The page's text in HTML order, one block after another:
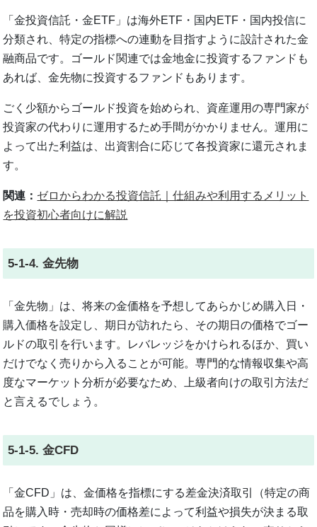
「金投資信託・金ETF」は海外ETF・国内ETF・国内投信に
分類され、特定の指標への連動を目指すように設計された金
融商品です。ゴールド関連では金地金に投資するファンドも
あれば、金先物に投資するファンドもあります。
ごく少額からゴールド投資を始められ、資産運用の専門家が
投資家の代わりに運用するため手間がかかりません。運用に
よって出た利益は、出資割合に応じて各投資家に還元されま
す。
関連： ゼロからわかる投資信託｜仕組みや利用するメリット
を投資初心者向けに解説
5-1-4. 金先物
「金先物」は、将来の金価格を予想してあらかじめ購入日・
購入価格を設定し、期日が訪れたら、その期日の価格でゴー
ルドの取引を行います。レバレッジをかけられるほか、買い
だけでなく売りから入ることが可能。専門的な情報収集や高
度なマーケット分析が必要なため、上級者向けの取引方法だ
と言えるでしょう。
5-1-5. 金CFD
「金CFD」は、金価格を指標にする差金決済取引（特定の商
品を購入時・売却時の価格差によって利益や損失が決まる取